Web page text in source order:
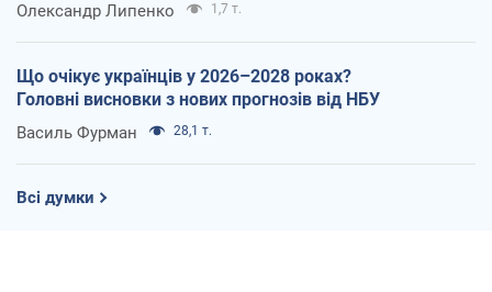
Олександр Липенко 1,7 т.
Що очікує українців у 2026–2028 роках?
Головні висновки з нових прогнозів від НБУ
Василь Фурман 28,1 т.
Всі думки